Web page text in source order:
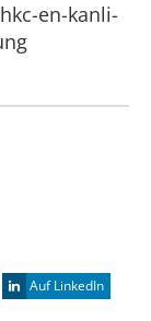
en-kanli-
Auf LinkedIn